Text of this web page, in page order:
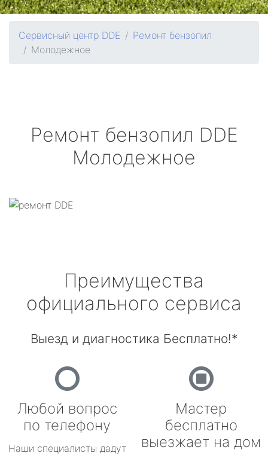
Сервисный центр DDE
Ремонт бензопил
Молодежное
Ремонт бензопил DDE
Молодежное
Преимущества
официального сервиса
Выезд и диагностика Бесплатно!*
Любой вопрос
по телефону
Наши специалисты дадут
Мастер
бесплатно
выезжает на дом